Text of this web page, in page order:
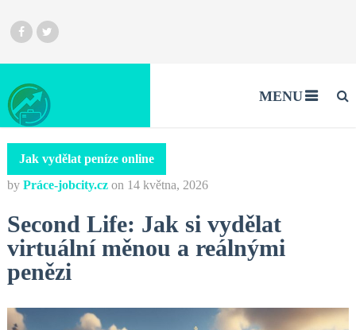
MENU
Jak vydělat peníze online
by Práce-jobcity.cz on 14 května, 2026
Second Life: Jak si vydělat
virtuální měnou a reálnými
penězi